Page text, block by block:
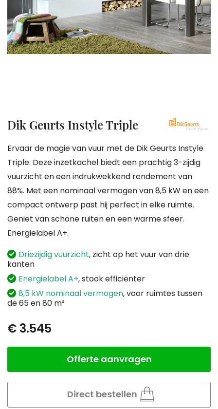
Ga
naar
het
begin
van
de
afbeeldingen-
gallerij
Dik Geurts Instyle Triple
Ervaar de magie van vuur met de Dik Geurts Instyle
Triple. Deze inzetkachel biedt een prachtig 3-zijdig
vuurzicht en een indrukwekkend rendement van
88%. Met een nominaal vermogen van 8,5 kW en een
compact ontwerp past hij perfect in elke ruimte.
Geniet van schone ruiten en een warme sfeer.
Energielabel A+.
Driezijdig vuurzicht, zicht op het vuur van drie
kanten
Energielabel A+, stook efficiënter
8,5 kW nominaal vermogen, voor ruimtes tussen
de 65 en 80 m²
€ 3.545
Direct bestellen
Offerte aanvragen